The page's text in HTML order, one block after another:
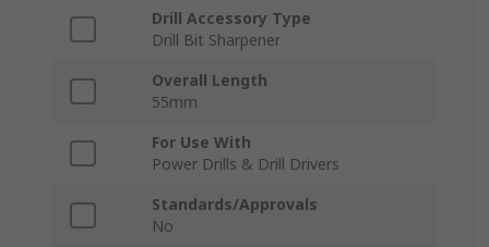
Drill Accessory Type
Drill Bit Sharpener
Overall Length
55mm
For Use With
Power Drills & Drill Drivers
Standards/Approvals
No